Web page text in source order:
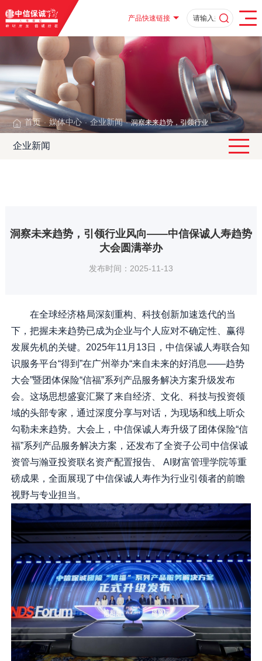
产品快速链接
首页 · 媒体中心 · 企业新闻 · 洞察未来趋势，引领行业风向——中信保
企业新闻
洞察未来趋势，引领行业风向——中信保诚人寿趋势
大会圆满举办
发布时间：2025-11-13
在全球经济格局深刻重构、科技创新加速迭代的当
下，把握未来趋势已成为企业与个人应对不确定性、赢得
发展先机的关键。2025年11月13日，中信保诚人寿联合知
识服务平台“得到”在广州举办“来自未来的好消息——趋势
大会”暨团体保险“信福”系列产品服务解决方案升级发布
会。这场思想盛宴汇聚了来自经济、文化、科技与投资领
域的头部专家，通过深度分享与对话，为现场和线上听众
勾勒未来趋势。大会上，中信保诚人寿升级了团体保险“信
福”系列产品服务解决方案，还发布了全资子公司中信保诚
资管与瀚亚投资联名资产配置报告、 AI财富管理学院等重
磅成果，全面展现了中信保诚人寿作为行业引领者的前瞻
视野与专业担当。